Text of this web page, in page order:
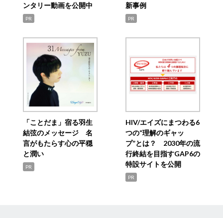
ンタリー動画を公開中
PR
新事例
PR
「ことだま」宿る羽生
結弦のメッセージ 名
言がもたらす心の平穏
と潤い
PR
HIV/エイズにまつわる6
つの“理解のギャッ
プ”とは？ 2030年の流
行終結を目指すGAP6の
特設サイトを公開
PR